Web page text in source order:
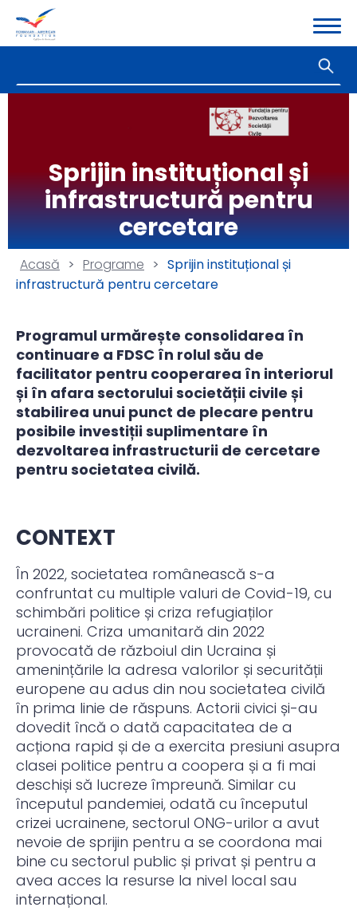
Sprijin instituțional și
infrastructură pentru
cercetare
Acasă > Programe > Sprijin instituțional și
infrastructură pentru cercetare
Programul urmărește consolidarea în
continuare a FDSC în rolul său de
facilitator pentru cooperarea în interiorul
și în afara sectorului societății civile și
stabilirea unui punct de plecare pentru
posibile investiții suplimentare în
dezvoltarea infrastructurii de cercetare
pentru societatea civilă.
CONTEXT
În 2022, societatea românească s-a
confruntat cu multiple valuri de Covid-19, cu
schimbări politice și criza refugiaților
ucraineni. Criza umanitară din 2022
provocată de războiul din Ucraina și
amenințările la adresa valorilor și securității
europene au adus din nou societatea civilă
în prima linie de răspuns. Actorii civici și-au
dovedit încă o dată capacitatea de a
acționa rapid și de a exercita presiuni asupra
clasei politice pentru a coopera și a fi mai
deschiși să lucreze împreună. Similar cu
începutul pandemiei, odată cu începutul
crizei ucrainene, sectorul ONG-urilor a avut
nevoie de sprijin pentru a se coordona mai
bine cu sectorul public și privat și pentru a
avea acces la resurse la nivel local sau
internațional.